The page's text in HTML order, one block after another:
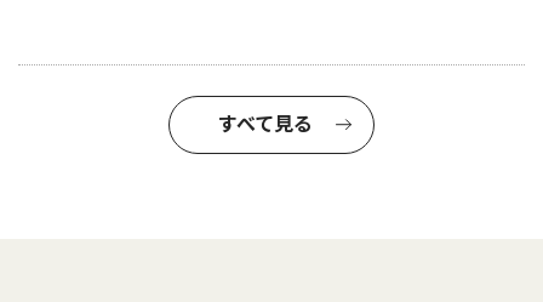
すべて見る